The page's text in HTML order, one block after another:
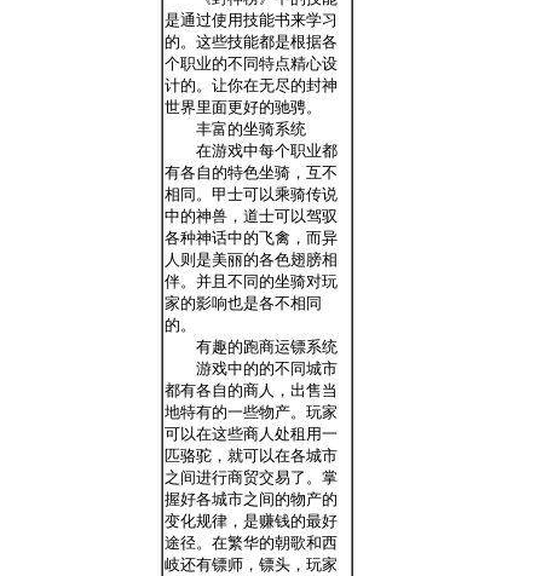
是通过使用技能书来学习
的。这些技能都是根据各
个职业的不同特点精心设
计的。让你在无尽的封神
世界里面更好的驰骋。
丰富的坐骑系统
在游戏中每个职业都
有各自的特色坐骑，互不
相同。甲士可以乘骑传说
中的神兽，道士可以驾驭
各种神话中的飞禽，而异
人则是美丽的各色翅膀相
伴。并且不同的坐骑对玩
家的影响也是各不相同
的。
有趣的跑商运镖系统
游戏中的的不同城市
都有各自的商人，出售当
地特有的一些物产。玩家
可以在这些商人处租用一
匹骆驼，就可以在各城市
之间进行商贸交易了。掌
握好各城市之间的物产的
变化规律，是赚钱的最好
途径。在繁华的朝歌和西
岐还有镖师，镖头，玩家